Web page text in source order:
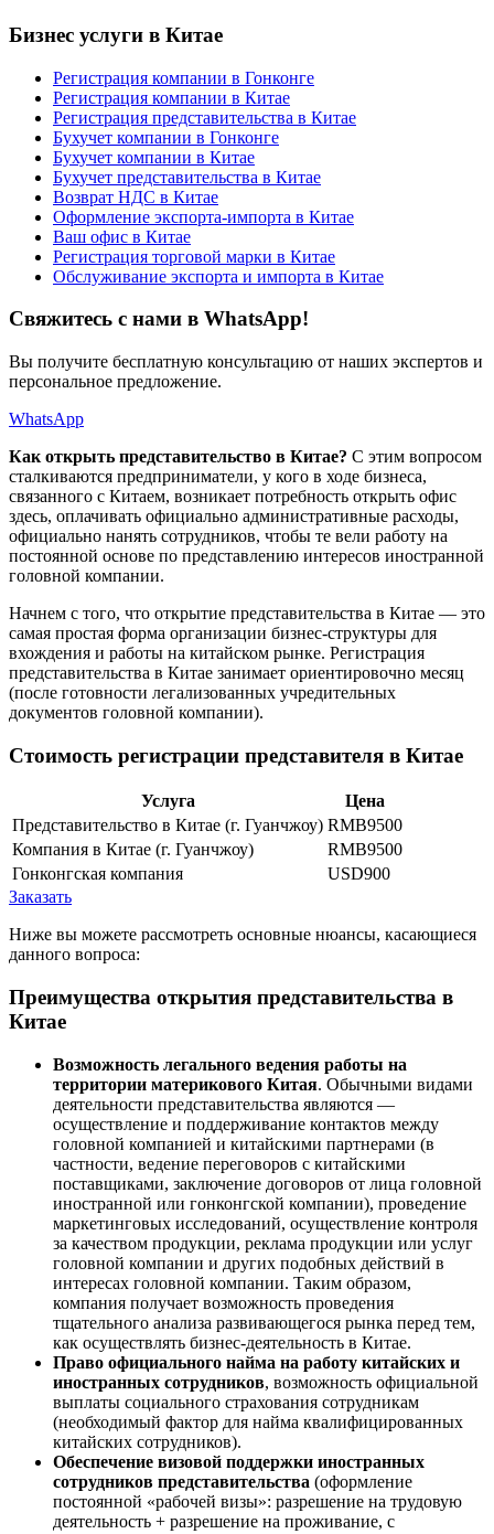
Бизнес услуги в Китае
Регистрация компании в Гонконге
Регистрация компании в Китае
Регистрация представительства в Китае
Бухучет компании в Гонконге
Бухучет компании в Китае
Бухучет представительства в Китае
Возврат НДС в Китае
Оформление экспорта-импорта в Китае
Ваш офис в Китае
Регистрация торговой марки в Китае
Обслуживание экспорта и импорта в Китае
Свяжитесь с нами в WhatsApp!
Вы получите бесплатную консультацию от наших экспертов и
персональное предложение.
WhatsApp
Как открыть представительство в Китае? С этим вопросом
сталкиваются предприниматели, у кого в ходе бизнеса,
связанного с Китаем, возникает потребность открыть офис
здесь, оплачивать официально административные расходы,
официально нанять сотрудников, чтобы те вели работу на
постоянной основе по представлению интересов иностранной
головной компании.
Начнем с того, что открытие представительства в Китае — это
самая простая форма организации бизнес-структуры для
вхождения и работы на китайском рынке. Регистрация
представительства в Китае занимает ориентировочно месяц
(после готовности легализованных учредительных
документов головной компании).
Стоимость регистрации представителя в Китае
Услуга
Цена
Представительство в Китае (г. Гуанчжоу) RMB9500
Компания в Китае (г. Гуанчжоу)
RMB9500
Гонконгская компания
USD900
Заказать
Ниже вы можете рассмотреть основные нюансы, касающиеся
данного вопроса:
Преимущества открытия представительства в
Китае
Возможность легального ведения работы на
территории материкового Китая. Обычными видами
деятельности представительства являются —
осуществление и поддерживание контактов между
головной компанией и китайскими партнерами (в
частности, ведение переговоров с китайскими
поставщиками, заключение договоров от лица головной
иностранной или гонконгской компании), проведение
маркетинговых исследований, осуществление контроля
за качеством продукции, реклама продукции или услуг
головной компании и других подобных действий в
интересах головной компании. Таким образом,
компания получает возможность проведения
тщательного анализа развивающегося рынка перед тем,
как осуществлять бизнес-деятельность в Китае.
Право официального найма на работу китайских и
иностранных сотрудников, возможность официальной
выплаты социального страхования сотрудникам
(необходимый фактор для найма квалифицированных
китайских сотрудников).
Обеспечение визовой поддержки иностранных
сотрудников представительства (оформление
постоянной «рабочей визы»: разрешение на трудовую
деятельность + разрешение на проживание, с